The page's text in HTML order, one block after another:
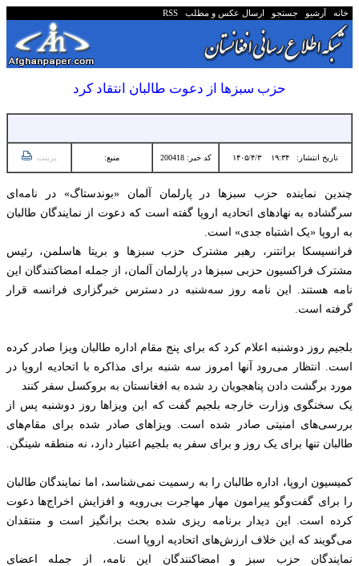
خانه آرشیو جستجو ارسال عکس و مطلب RSS
حزب سبزها از دعوت طالبان انتقاد کرد
تاریخ انتشار: ۱۹:۳۴ ۱۴۰۵/۴/۳ کد خبر: 200418 منبع: پرینت
چندین نماینده حزب سبزها در پارلمان آلمان «بوندستاگ» در نامه‌ای
سرگشاده به نهادهای اتحادیه اروپا گفته است که دعوت از نمایندگان طالبان
به اروپا «یک اشتباه جدی» است.
فرانسیسکا برانتنر، رهبر مشترک حزب سبزها و بریتا هاسلمن، رئیس
مشترک فراکسیون حزبی سبزها در پارلمان آلمان، از جمله امضاکنندگان این
نامه هستند. این نامه روز سه‌شنبه در دسترس خبرگزاری فرانسه قرار
گرفته است.
بلجیم روز دوشنبه اعلام کرد که برای پنج مقام اداره طالبان ویزا صادر کرده
است. انتظار می‌رود آنها امروز سه شنبه برای مذاکره با اتحادیه اروپا در
مورد برگشت دادن پناهجویان رد شده به افغانستان به بروکسل سفر کنند
یک سخنگوی وزارت خارجه بلجیم گفت که این ویزاها روز دوشنبه پس از
بررسی‌های امنیتی صادر شده است. ویزاهای صادر شده برای مقام‌های
طالبان تنها برای یک روز و برای سفر به بلجیم اعتبار دارد، نه منطقه شینگن.
کمیسیون اروپا، اداره طالبان را به رسمیت نمی‌شناسد، اما نمایندگان طالبان
را برای گفت‌وگو پیرامون مهار مهاجرت بی‌رویه و افزایش اخراج‌ها دعوت
کرده است. این دیدار برنامه ریزی شده بحث برانگیز است و منتقدان
می‌گویند که این خلاف ارزش‌های اتحادیه اروپا است.
نمایندگان حزب سبز و امضاکنندگان این نامه، از جمله اعضای